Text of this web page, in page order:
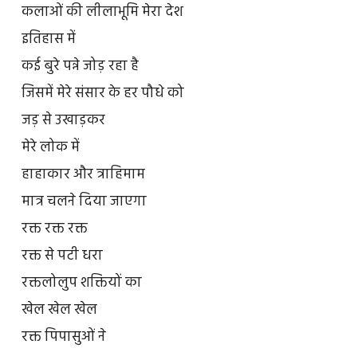
कलाओं की लीलाभूमि मेरा देश
इतिहास में
कई बुरे पन्ने जोड़ रहा है
जिसमें मेरे संसार के हर पौधे को
जड़ से उखाड़कर
मेरे लोक में
हाहाकार और त्राहिमाम
मात्र चलने दिया जाएगा
रक्त रक्त रक्त
रक्त से पटी धरा
रक्तलोलुप शक्तियों का
खेल खेल खेल
रक्त पिपासुओं ने